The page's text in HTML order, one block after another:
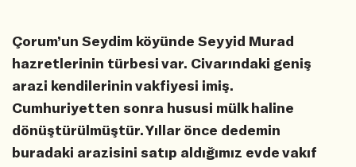
Çorum’un Seydim köyünde Seyyid Murad
hazretlerinin türbesi var. Civarındaki geniş
arazi kendilerinin vakfiyesi imiş.
Cumhuriyetten sonra hususi mülk haline
dönüştürülmüştür. Yıllar önce dedemin
buradaki arazisini satıp aldığımız evde vakıf